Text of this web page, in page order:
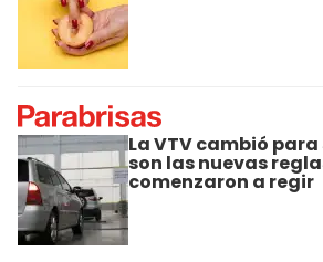
La VTV cambió
son las nuevas
comenzaron a regir